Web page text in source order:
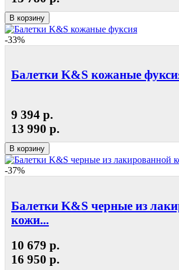
В корзину
-33%
Балетки K&S кожаные
9 394 р.
13 990 р.
В корзину
-37%
Балетки K&S черные из
кожи...
10 679 р.
16 950 р.